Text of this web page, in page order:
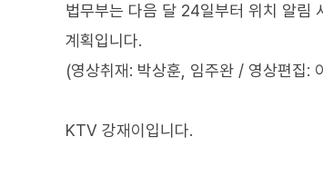
법무부는 다음 달 24일부터 위치 알림
계획입니다.
(영상취재: 박상훈, 임주완 / 영상편집:
KTV 강재이입니다.